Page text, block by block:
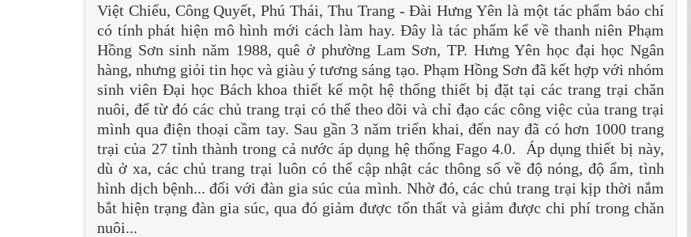
Việt Chiểu, Công Quyết, Phú Thái, Thu Trang - Đài Hưng Yên là một tác phẩm báo chí
có tính phát hiện mô hình mới cách làm hay. Đây là tác phẩm kể về thanh niên Phạm
Hồng Sơn sinh năm 1988, quê ở phường Lam Sơn, TP. Hưng Yên học đại học Ngân
hàng, nhưng giỏi tin học và giàu ý tương sáng tạo. Phạm Hồng Sơn đã kết hợp với nhóm
sinh viên Đại học Bách khoa thiết kế một hệ thống thiết bị đặt tại các trang trại chăn
nuôi, để từ đó các chủ trang trại có thể theo dõi và chỉ đạo các công việc của trang trại
mình qua điện thoại cầm tay. Sau gần 3 năm triển khai, đến nay đã có hơn 1000 trang
trại của 27 tỉnh thành trong cả nước áp dụng hệ thống Fago 4.0. Áp dụng thiết bị này,
dù ở xa, các chủ trang trại luôn có thể cập nhật các thông số về độ nóng, độ ẩm, tình
hình dịch bệnh... đối với đàn gia súc của mình. Nhờ đó, các chủ trang trại kịp thời nắm
bắt hiện trạng đàn gia súc, qua đó giảm được tổn thất và giảm được chi phí trong chăn
nuôi...